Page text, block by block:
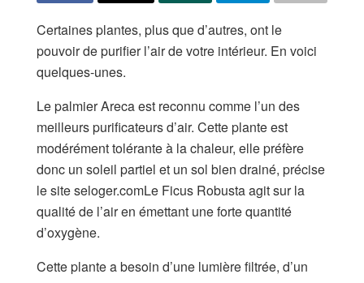
Certaines plantes, plus que d’autres, ont le
pouvoir de purifier l’air de votre intérieur. En voici
quelques-unes.
Le palmier Areca est reconnu comme l’un des
meilleurs purificateurs d’air. Cette plante est
modérément tolérante à la chaleur, elle préfère
donc un soleil partiel et un sol bien drainé, précise
le site seloger.comLe Ficus Robusta agit sur la
qualité de l’air en émettant une forte quantité
d’oxygène.
Cette plante a besoin d’une lumière filtrée, d’un